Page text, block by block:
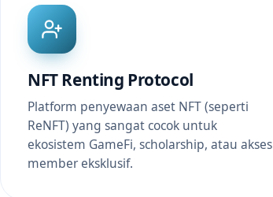
NFT Renting Protocol
Platform penyewaan aset NFT (seperti
ReNFT) yang sangat cocok untuk
ekosistem GameFi, scholarship, atau akses
member eksklusif.